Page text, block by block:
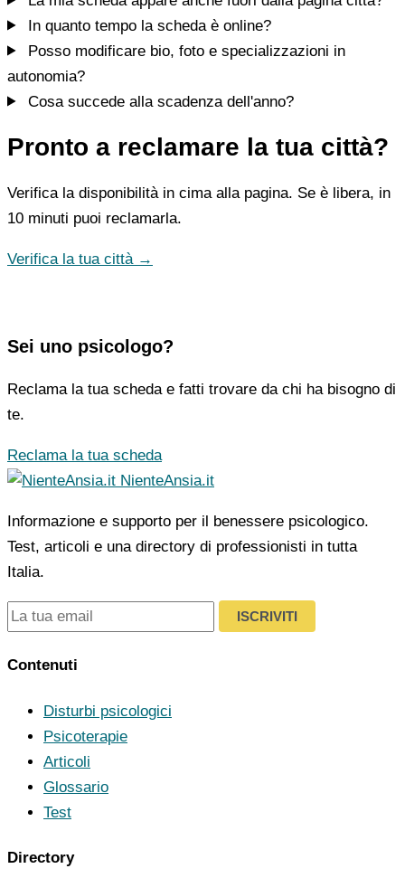
In quanto tempo la scheda è online?
Posso modificare bio, foto e specializzazioni in
autonomia?
Cosa succede alla scadenza dell'anno?
Pronto a reclamare la tua città?
Verifica la disponibilità in cima alla pagina. Se è libera, in
10 minuti puoi reclamarla.
Verifica la tua città →
Sei uno psicologo?
Reclama la tua scheda e fatti trovare da chi ha bisogno di
te.
Reclama la tua scheda
NienteAnsia.it
Informazione e supporto per il benessere psicologico.
Test, articoli e una directory di professionisti in tutta
Italia.
ISCRIVITI
Contenuti
Disturbi psicologici
Psicoterapie
Articoli
Glossario
Test
Directory